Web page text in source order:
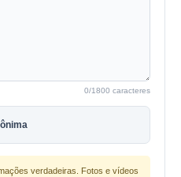
0/1800 caracteres
verdadeiras. Fotos e vídeos